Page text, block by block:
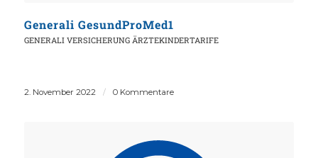
Generali GesundProMed1
GENERALI VERSICHERUNG ÄRZTEKINDERTARIFE
2. November 2022 / 0 Kommentare